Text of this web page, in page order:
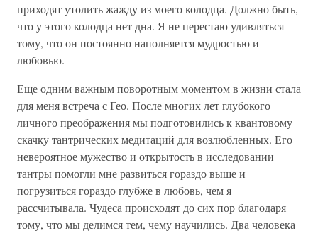
приходят утолить жажду из моего колодца. Должно быть,
что у этого колодца нет дна. Я не перестаю удивляться
тому, что он постоянно наполняется мудростью и
любовью.
Еще одним важным поворотным моментом в жизни стала
для меня встреча с Гео. После многих лет глубокого
личного преображения мы подготовились к квантовому
скачку тантрических медитаций для возлюбленных. Его
невероятное мужество и открытость в исследовании
тантры помогли мне развиться гораздо выше и
погрузиться гораздо глубже в любовь, чем я
рассчитывала. Чудеса происходят до сих пор благодаря
тому, что мы делимся тем, чему научились. Два человека